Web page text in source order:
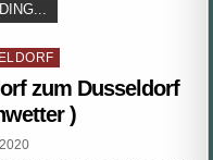
DEM
DÜSSELDORF
DÜSSELDORF
FLUGHAFEN
BAHNHOF
zum Dusseldorf
)